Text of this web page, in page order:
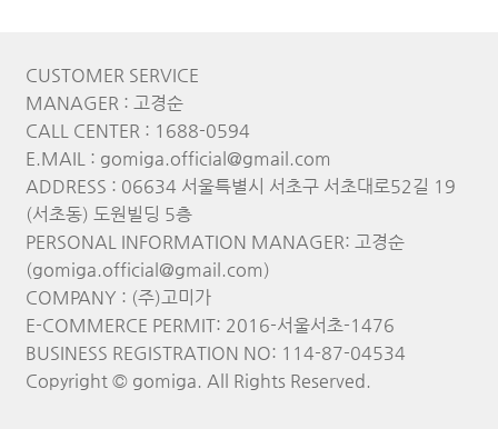
CUSTOMER SERVICE
MANAGER : 고경순
CALL CENTER : 1688-0594
E.MAIL : gomiga.official@gmail.com
ADDRESS : 06634 서울특별시 서초구 서초대로52길 19
(서초동) 도원빌딩 5층
PERSONAL INFORMATION MANAGER: 고경순
(gomiga.official@gmail.com)
COMPANY : (주)고미가
E-COMMERCE PERMIT: 2016-서울서초-1476
BUSINESS REGISTRATION NO: 114-87-04534
Copyright © gomiga. All Rights Reserved.